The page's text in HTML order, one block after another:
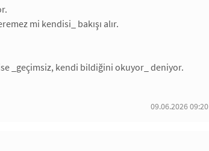
mi kendisi_ bakışı alır.
ise _geçimsiz, kendi bildiğini okuyor_ deniyor.
09.06.2026 09:20